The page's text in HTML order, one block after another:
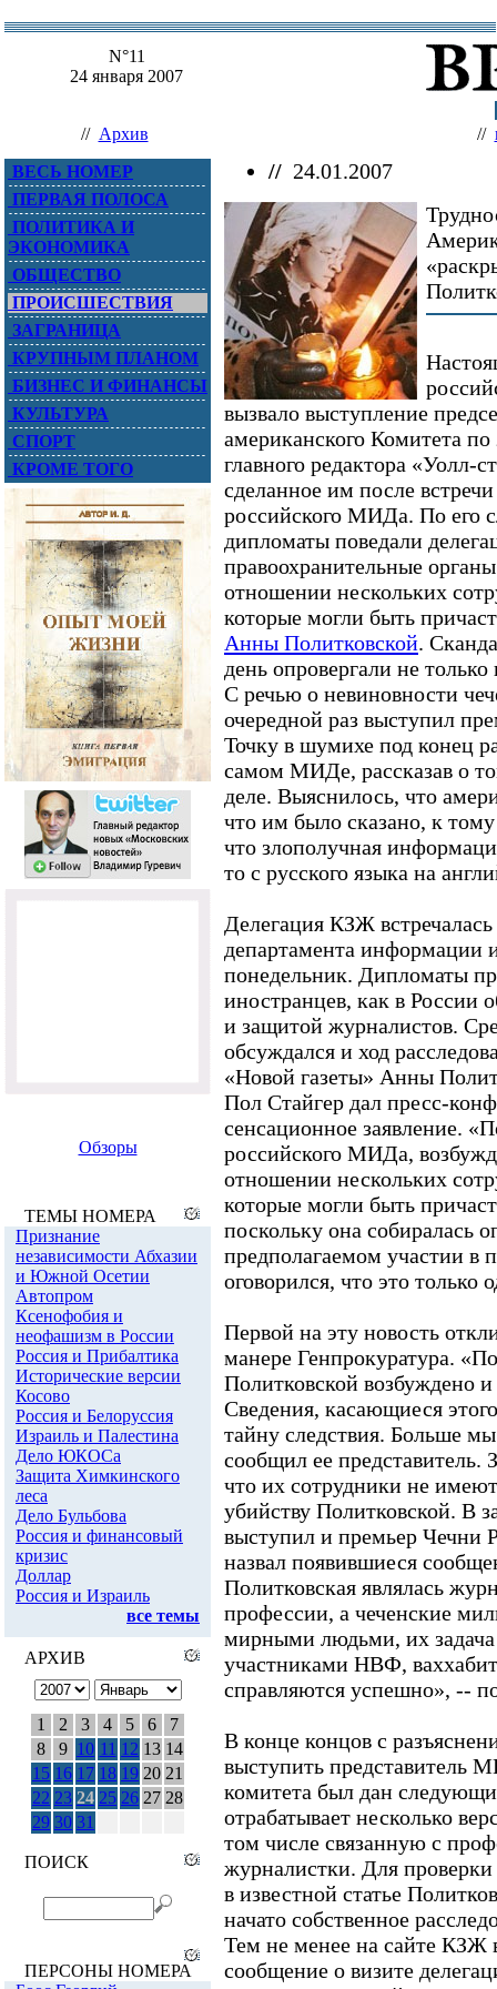
N°11
24 января 2007
// Архив //
ВЕСЬ НОМЕР
ПЕРВАЯ ПОЛОСА
ПОЛИТИКА И
ЭКОНОМИКА
ОБЩЕСТВО
ПРОИСШЕСТВИЯ
ЗАГРАНИЦА
КРУПНЫМ ПЛАНОМ
БИЗНЕС И ФИНАНСЫ
КУЛЬТУРА
СПОРТ
КРОМЕ ТОГО
Обзоры
ТЕМЫ НОМЕРА
Признание
независимости Абхазии
и Южной Осетии
Автопром
Ксенофобия и
неофашизм в России
Россия и Прибалтика
Исторические версии
Косово
Россия и Белоруссия
Израиль и Палестина
Дело ЮКОСа
Защита Химкинского
леса
Дело Бульбова
Россия и финансовый
кризис
Доллар
Россия и Израиль
все темы
АРХИВ
1 2 3 4 5 6
7
8
9 10 11 12 13 14
15 16 17 18 19 20 21
22 23 24 25 26 27 28
29 30 31
ПОИСК
ПЕРСОНЫ НОМЕРА
// 24.01.2007
вызвало выступление
американского Комитета
главного редактора «Уолл-
сделанное им после
российского МИДа. По его
дипломаты поведали
правоохранительные
отношении нескольких
которые могли быть
Анны Политковской.
день опровергали не
С речью о невиновности
очередной раз выступил
Точку в шумихе под конец
самом МИДе, рассказав о
деле. Выяснилось, что
что им было сказано, к
что злополучная
то с русского языка на
Делегация КЗЖ
департамента
понедельник. Дипломаты
иностранцев, как в России
и защитой журналистов.
обсуждался и ход
«Новой газеты» Анны
Пол Стайгер дал пресс-
сенсационное заявление.
российского МИДа,
отношении нескольких
которые могли быть
поскольку она собиралась
предполагаемом участии в
оговорился, что это только
Первой на эту новость
манере Генпрокуратура.
Политковской возбуждено и
Сведения, касающиеся
тайну следствия. Больше
сообщил ее
что их сотрудники не
убийству Политковской. В
выступил и премьер Чечни
назвал появившиеся
Политковская являлась
профессии, а чеченские
мирными людьми, их задача
участниками НВФ,
справляются успешно», --
В конце концов с
выступить представитель
комитета был дан
отрабатывает несколько
том числе связанную с
журналистки. Для
в известной статье
начато собственное
Тем не менее на сайте КЗЖ
сообщение о визите